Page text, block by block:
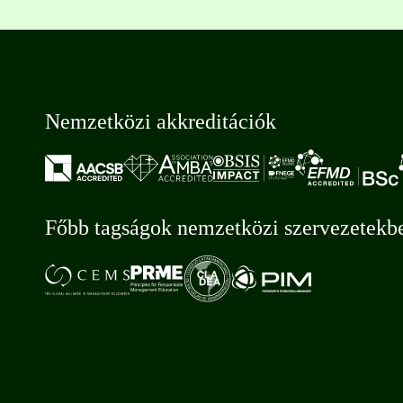
Nemzetközi akkreditációk
Főbb tagságok nemzetközi